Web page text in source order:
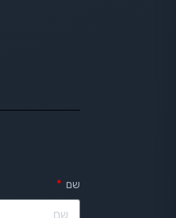
שם